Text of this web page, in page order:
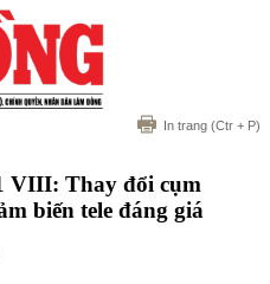
In trang (Ctr + P)
VIII: Thay đổi cụm
biến tele đáng giá